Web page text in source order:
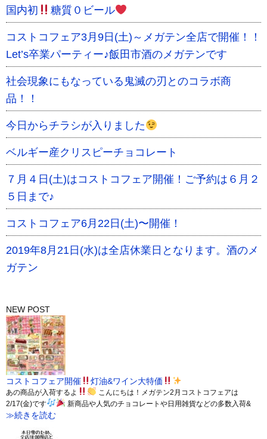
国内初 糖質０ビール
コストコフェア3月9日(土)～メガテン全店で開催！！
Let’s卒業パーティー♪飯田市酒のメガテンです
社会現象にもなっている鬼滅の刃とのコラボ商
品！！
今日からチラシが入りました
ベルギー産クリスピーチョコレート
７月４日(土)はコストコフェア開催！ご予約は６月２
５日まで♪
コストコフェア6月22日(土)〜開催！
2019年8月21日(水)は全店休業日となります。酒のメ
ガテン
NEW POST
コストコフェア開催 灯油&ワイン大特価
あの商品が入荷するよ
こんにちは！メガテン2月コストコフェアは
2/17(金)です
新商品や人気のチョコレートや日用雑貨などの多数入荷&
≫続きを読む